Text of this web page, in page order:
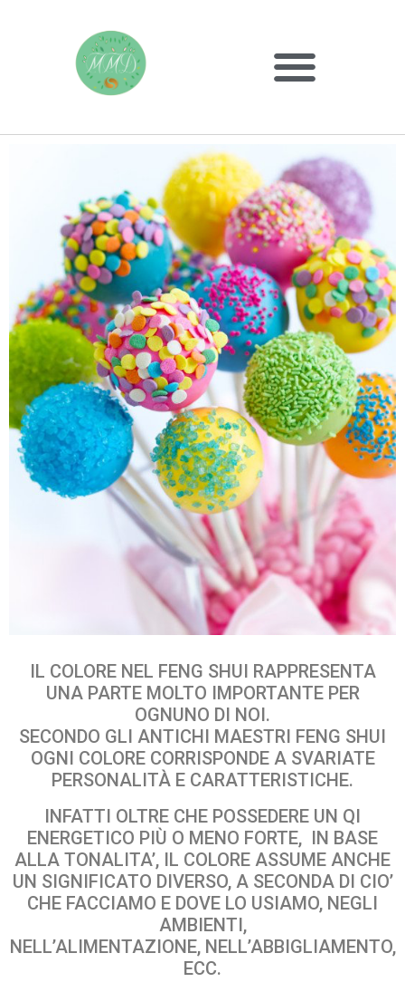
IL COLORE NEL FENG SHUI RAPPRESENTA
UNA PARTE MOLTO IMPORTANTE PER
OGNUNO DI NOI.
SECONDO GLI ANTICHI MAESTRI FENG SHUI
OGNI COLORE CORRISPONDE A SVARIATE
PERSONALITÀ E CARATTERISTICHE.
INFATTI OLTRE CHE POSSEDERE UN QI
ENERGETICO PIÙ O MENO FORTE, IN BASE
ALLA TONALITA’, IL COLORE ASSUME ANCHE
UN SIGNIFICATO DIVERSO, A SECONDA DI CIO’
CHE FACCIAMO E DOVE LO USIAMO, NEGLI
AMBIENTI,
NELL’ALIMENTAZIONE, NELL’ABBIGLIAMENTO,
ECC.